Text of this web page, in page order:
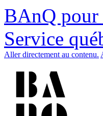
BAnQ pour
Service
Aller directement au contenu.